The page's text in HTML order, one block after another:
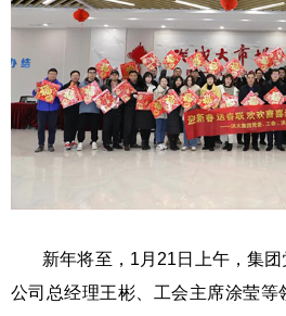
新年将至，1月21日上午，集团
公司总经理王彬、工会主席涂莹等